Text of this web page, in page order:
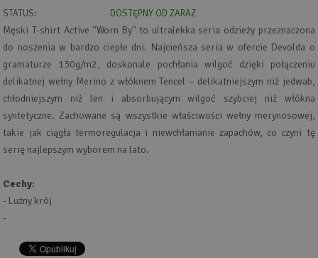
STATUS:
DOSTĘPNY OD ZARAZ
Męski T-shirt Active ''Worn By'' to ultralekka seria odzieży przeznaczona
do noszenia w bardzo ciepłe dni. Najcieńsza seria w ofercie Devolda o
gramaturze 130g/m2, doskonale pochłania wilgoć dzięki połączeniu
delikatnej wełny Merino z włóknem Tencel – delikatniejszym niż jedwab,
chłodniejszym niż len i absorbującym wilgoć szybciej niż włókna
syntetyczne. Zachowane są wszystkie właściwości wełny merynosowej,
takie jak ciągła termoregulacja i niewchłanianie zapachów, co czyni tę
serię najlepszym wyborem na lato.
Cechy:
- Luźny krój
-